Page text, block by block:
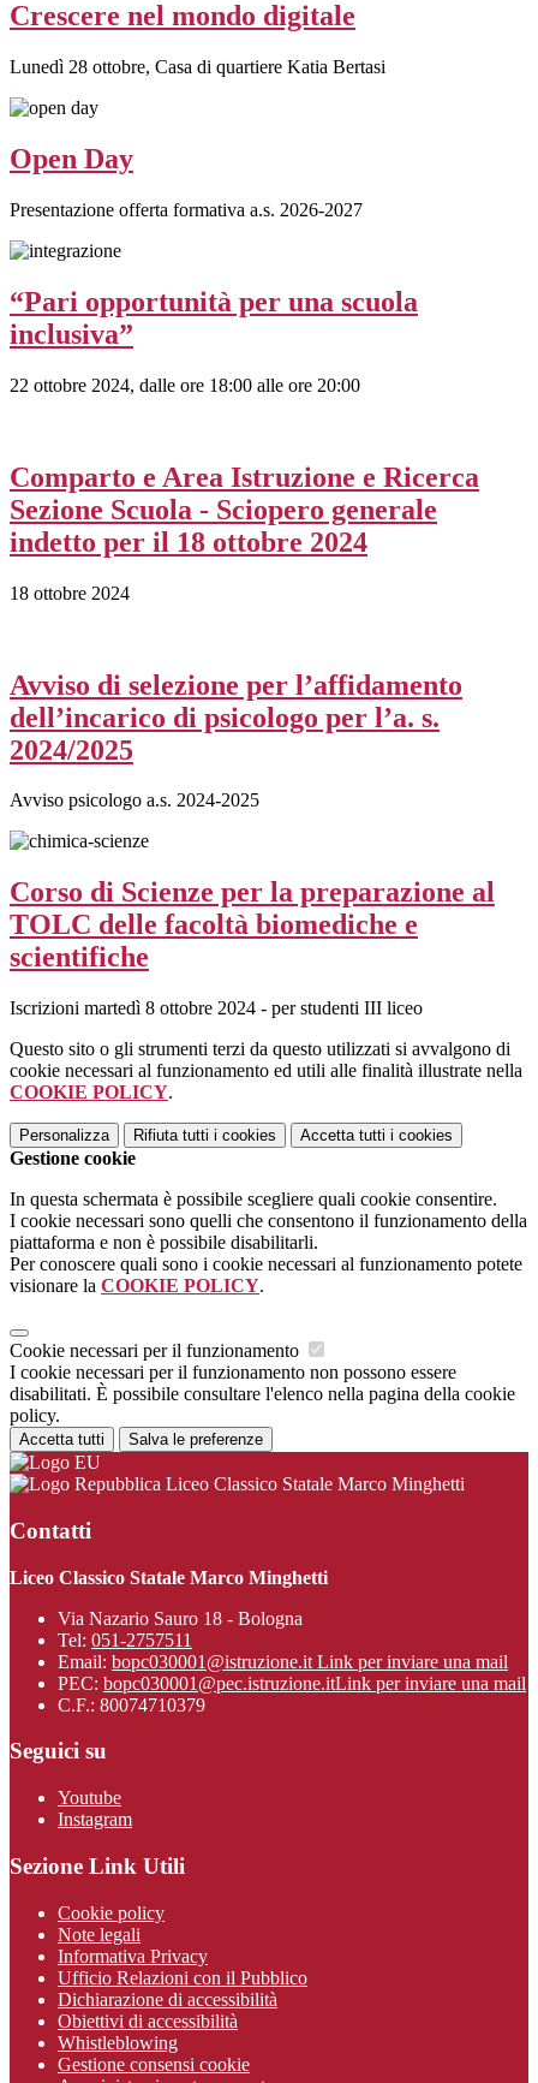
Crescere nel mondo digitale
Lunedì 28 ottobre, Casa di quartiere Katia Bertasi
Open Day
Presentazione offerta formativa a.s. 2026-2027
“Pari opportunità per una scuola
inclusiva”
22 ottobre 2024, dalle ore 18:00 alle ore 20:00
Comparto e Area Istruzione e Ricerca
Sezione Scuola - Sciopero generale
indetto per il 18 ottobre 2024
18 ottobre 2024
Avviso di selezione per l’affidamento
dell’incarico di psicologo per l’a. s.
2024/2025
Avviso psicologo a.s. 2024-2025
Corso di Scienze per la preparazione al
TOLC delle facoltà biomediche e
scientifiche
Iscrizioni martedì 8 ottobre 2024 - per studenti III liceo
Questo sito o gli strumenti terzi da questo utilizzati si avvalgono di
cookie necessari al funzionamento ed utili alle finalità illustrate nella
COOKIE POLICY.
Personalizza Rifiuta tutti i cookies Accetta tutti i cookies
Gestione cookie
In questa schermata è possibile scegliere quali cookie consentire.
I cookie necessari sono quelli che consentono il funzionamento della
piattaforma e non è possibile disabilitarli.
Per conoscere quali sono i cookie necessari al funzionamento potete
visionare la COOKIE POLICY.
Cookie necessari per il funzionamento
I cookie necessari per il funzionamento non possono essere
disabilitati. È possibile consultare l'elenco nella pagina della cookie
policy.
Accetta tutti Salva le preferenze
Liceo Classico Statale Marco Minghetti
Contatti
Liceo Classico Statale Marco Minghetti
Via Nazario Sauro 18 - Bologna
Tel: 051-2757511
Email: bopc030001@istruzione.it Link per inviare una mail
PEC: bopc030001@pec.istruzione.itLink per inviare una mail
C.F.: 80074710379
Seguici su
Youtube
Instagram
Sezione Link Utili
Cookie policy
Note legali
Informativa Privacy
Ufficio Relazioni con il Pubblico
Dichiarazione di accessibilità
Obiettivi di accessibilità
Whistleblowing
Gestione consensi cookie